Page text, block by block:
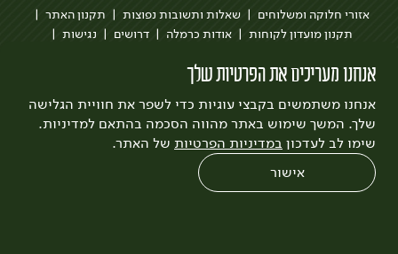
אנחנו מעריכים את הפרטיות שלך
אנחנו משתמשים בקבצי עוגיות כדי לשפר את חוויית הגלישה
שלך. המשך שימוש באתר מהווה הסכמה בהתאם למדיניות.
שימו לב לעדכון במדיניות הפרטיות של האתר.
אישור
אזורי חלוקה ומשלוחים שאלות ותשובות נפוצות
תקנון האתר
תקנון מועדון לקוחות
אודות כרמלה דרושים
נגישות
לצפייה בעדכון מדיניות פרטיות
עיצוב:3bears פיתוח:Quatro